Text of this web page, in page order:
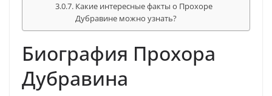
Какие интересные факты о Прохоре
Дубравине можно узнать?
Биография Прохора
Дубравина